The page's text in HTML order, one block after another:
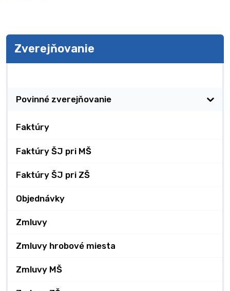
Zverejňovanie
Povinné zverejňovanie
Faktúry
Faktúry ŠJ pri MŠ
Faktúry ŠJ pri ZŠ
Objednávky
Zmluvy
Zmluvy hrobové miesta
Zmluvy MŠ